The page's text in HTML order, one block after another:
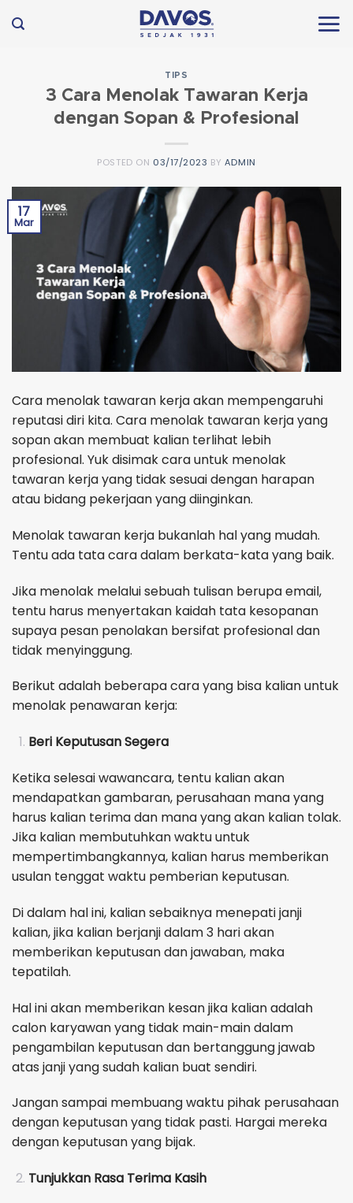
to
TIPS
3 Cara Menolak Tawaran Kerja
dengan Sopan & Profesional
POSTED ON 03/17/2023 BY ADMIN
17
Mar
Cara menolak tawaran kerja akan mempengaruhi
reputasi diri kita. Cara menolak tawaran kerja yang
sopan akan membuat kalian terlihat lebih
profesional. Yuk disimak cara untuk menolak
tawaran kerja yang tidak sesuai dengan harapan
atau bidang pekerjaan yang diinginkan.
Menolak tawaran kerja bukanlah hal yang mudah.
Tentu ada tata cara dalam berkata-kata yang baik.
Jika menolak melalui sebuah tulisan berupa email,
tentu harus menyertakan kaidah tata kesopanan
supaya pesan penolakan bersifat profesional dan
tidak menyinggung.
Berikut adalah beberapa cara yang bisa kalian untuk
menolak penawaran kerja:
Beri Keputusan Segera
Ketika selesai wawancara, tentu kalian akan
mendapatkan gambaran, perusahaan mana yang
harus kalian terima dan mana yang akan kalian tolak.
Jika kalian membutuhkan waktu untuk
mempertimbangkannya, kalian harus memberikan
usulan tenggat waktu pemberian keputusan.
Di dalam hal ini, kalian sebaiknya menepati janji
kalian, jika kalian berjanji dalam 3 hari akan
memberikan keputusan dan jawaban, maka
tepatilah.
Hal ini akan memberikan kesan jika kalian adalah
calon karyawan yang tidak main-main dalam
pengambilan keputusan dan bertanggung jawab
atas janji yang sudah kalian buat sendiri.
Jangan sampai membuang waktu pihak perusahaan
dengan keputusan yang tidak pasti. Hargai mereka
dengan keputusan yang bijak.
Tunjukkan Rasa Terima Kasih